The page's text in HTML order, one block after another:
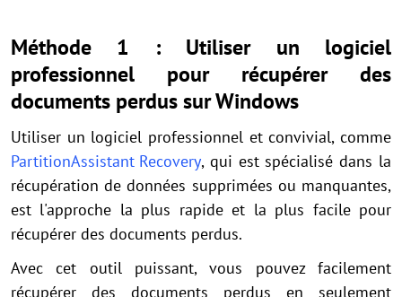
Méthode 1 : Utiliser un logiciel
professionnel pour récupérer des
documents perdus sur Windows
Utiliser un logiciel professionnel et convivial, comme
PartitionAssistant Recovery, qui est spécialisé dans la
récupération de données supprimées ou manquantes,
est l'approche la plus rapide et la plus facile pour
récupérer des documents perdus.
Avec cet outil puissant, vous pouvez facilement
récupérer des documents perdus en seulement